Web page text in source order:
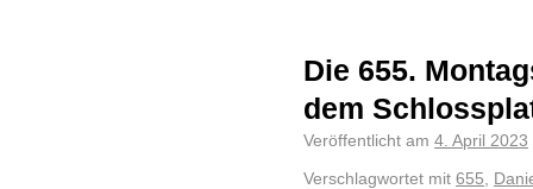
Die 655.
dem
Veröffentlicht am 4. April 2023
Verschlagwortet mit 655,